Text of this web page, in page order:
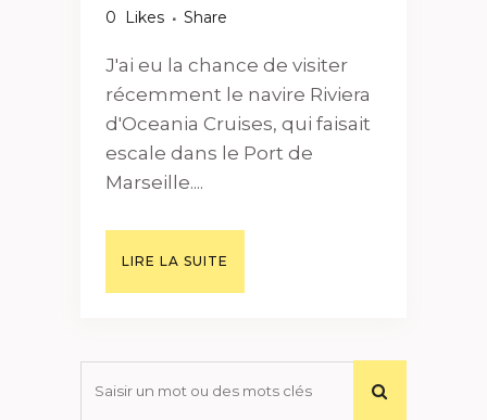
0
Likes Share
J'ai eu la chance de visiter
récemment le navire Riviera
d'Oceania Cruises, qui faisait
escale dans le Port de
Marseille....
LIRE LA SUITE